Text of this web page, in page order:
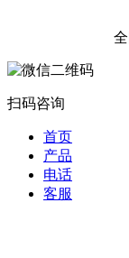
扫码咨询
首页
产品
电话
客服